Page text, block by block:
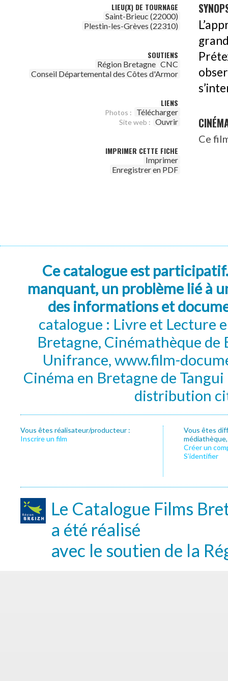
LIEU(X) DE TOURNAGE
Saint-Brieuc (22000)
Plestin-les-Grèves (22310)
SOUTIENS
Région Bretagne CNC
Conseil Départemental des Côtes d'Armor
LIENS
Photos : Télécharger
Site web : Ouvrir
IMPRIMER CETTE FICHE
Imprimer
Enregistrer en PDF
Ce
Ce catalogue est
manquant, un problème lié à
des informations et
catalogue : Livre et Lecture
Bretagne, Cinémathèque de
Unifrance, www.film-
Cinéma en Bretagne de
distribution
Vous êtes réalisateur/producteur :
Inscrire un film
Vous êtes
Créer un
S’identifier
Le Catalogue Films
a été réalisé
avec le soutien de la